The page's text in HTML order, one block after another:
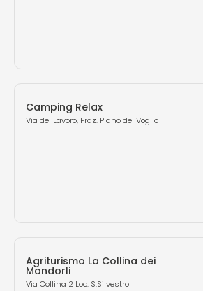
Camping Relax
Via del Lavoro, Fraz. Piano del Voglio
Agriturismo La Collina dei
Mandorli
Via Collina 2 Loc. S.Silvestro